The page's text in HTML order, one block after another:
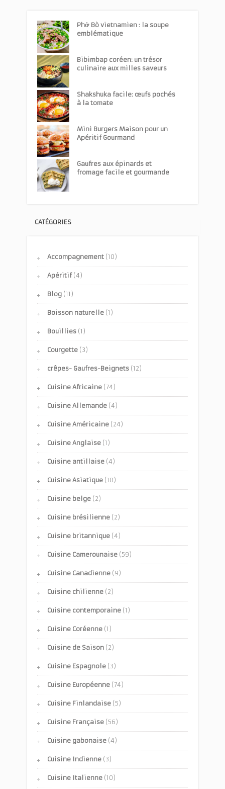
Phở Bò vietnamien : la soupe
emblématique
Bibimbap coréen: un trésor
culinaire aux milles saveurs
Shakshuka facile: œufs pochés
à la tomate
Mini Burgers Maison pour un
Apéritif Gourmand
Gaufres aux épinards et
fromage facile et gourmande
CATÉGORIES
Accompagnement (10)
Apéritif(4)
Blog (11)
Boisson naturelle (1)
Bouillies (1)
Courgette (3)
crêpes- Gaufres-Beignets (12)
Cuisine Africaine (74)
Cuisine Allemande (4)
Cuisine Américaine (24)
Cuisine Anglaise (1)
Cuisine antillaise (4)
Cuisine Asiatique (10)
Cuisine belge (2)
Cuisine brésilienne (2)
Cuisine britannique (4)
Cuisine Camerounaise (59)
Cuisine Canadienne (9)
Cuisine chilienne (2)
Cuisine contemporaine (1)
Cuisine Coréenne (1)
Cuisine de Saison (2)
Cuisine Espagnole (3)
Cuisine Européenne (74)
Cuisine Finlandaise (5)
Cuisine Française (56)
Cuisine gabonaise (4)
Cuisine Indienne (3)
Cuisine Italienne (10)